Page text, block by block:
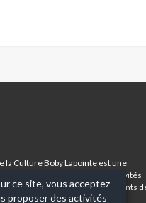
la Culture Boby Lapointe est une
Elle propose plus de 50 activités
pour un millier d’adhérents
ce site, vous acceptez
proposer des activités